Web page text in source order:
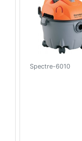
Spectre-6010